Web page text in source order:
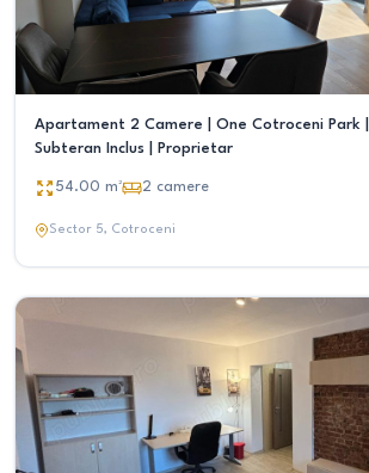
Apartament 2 Camere | One Cotroceni Park |
Subteran Inclus | Proprietar
54.00 m² 2 camere
Sector 5, Cotroceni